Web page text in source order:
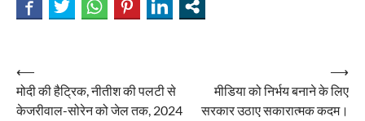
Post
navigation
⟵
मोदी की हैट्रिक, नीतीश की पलटी से
केजरीवाल-सोरेन को जेल तक, 2024
मीडिया को निर्भय बनाने के लिए
सरकार उठाए सकारात्मक कदम।
⟶